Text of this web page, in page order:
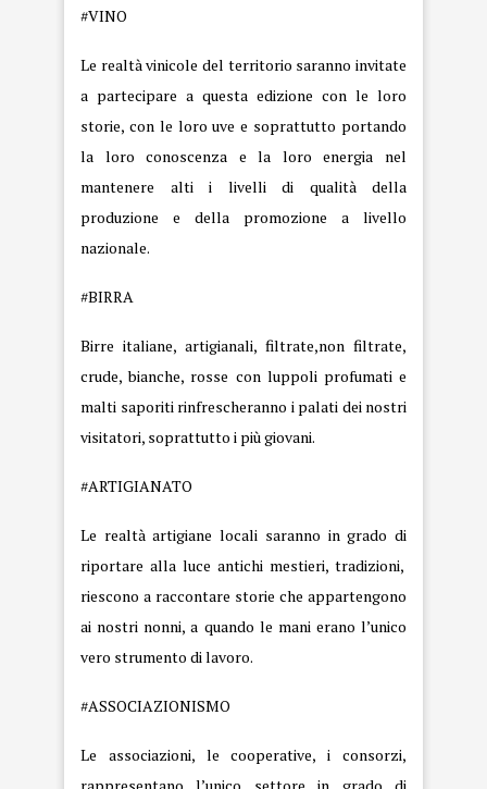
#VINO
Le realtà vinicole del territorio saranno invitate
a partecipare a questa edizione con le loro
storie, con le loro uve e soprattutto portando
la loro conoscenza e la loro energia nel
mantenere alti i livelli di qualità della
produzione e della promozione a livello
nazionale.
#BIRRA
Birre italiane, artigianali, filtrate,non filtrate,
crude, bianche, rosse con luppoli profumati e
malti saporiti rinfrescheranno i palati dei nostri
visitatori, soprattutto i più giovani.
#ARTIGIANATO
Le realtà artigiane locali saranno in grado di
riportare alla luce antichi mestieri, tradizioni,
riescono a raccontare storie che appartengono
ai nostri nonni, a quando le mani erano l’unico
vero strumento di lavoro.
#ASSOCIAZIONISMO
Le associazioni, le cooperative, i consorzi,
rappresentano l’unico settore in grado di